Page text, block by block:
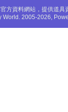
方資料網站，提供道
2005-2026,